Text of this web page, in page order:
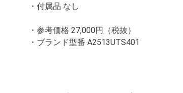
・付属品 なし
・参考価格 27,000円（税抜）
・ブランド型番 A2513UTS401